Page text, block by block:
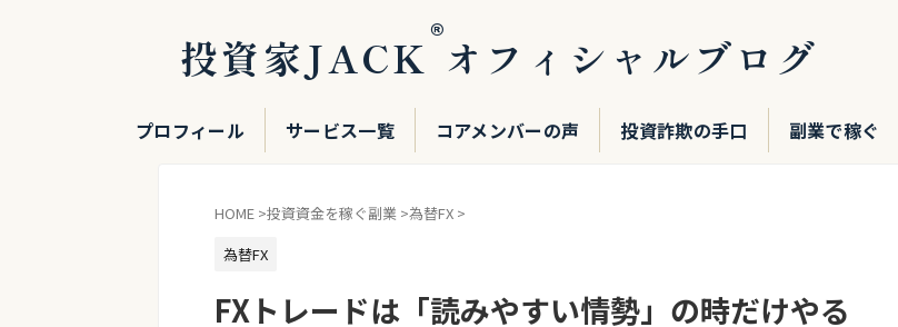
投資家JACK®オフィシャルブログ
プロフィール サービス一覧 コアメンバーの声 投資詐欺の手口 副業で稼ぐ
HOME >投資資金を稼ぐ副業 >為替FX >
為替FX
FXトレードは「読みやすい情勢」の時だけやる